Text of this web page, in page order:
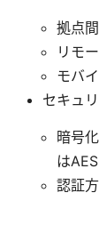
拠点
リモ
モバ
セキュ
暗号
は
認証